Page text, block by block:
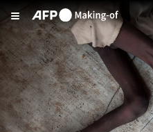
Aller au contenu principal